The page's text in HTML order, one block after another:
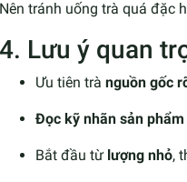
Nên tránh uống trà quá đặc
4. Lưu ý quan
Ưu tiên trà nguồn gốc
Đọc kỹ nhãn sản phẩm
Bắt đầu từ lượng nhỏ,